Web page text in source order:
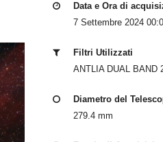
Data e Ora di
7 Settembre 2024
Filtri Utilizzati
ANTLIA DUAL BAND
Diametro del
279.4 mm